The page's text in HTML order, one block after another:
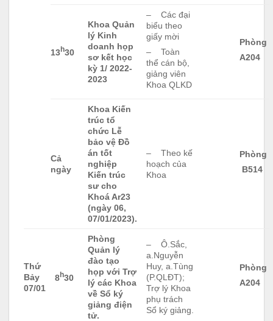
13h30
Khoa Quản
lý Kinh
doanh họp
sơ kết học
kỳ 1/ 2022-
2023
– Các đại
biểu theo
giấy mời
– Toàn
thể cán bộ,
giảng viên
Khoa QLKD
Phòng
A204
Cả
ngày
Khoa Kiến
trúc tổ
chức Lễ
bảo vệ Đồ
án tốt
nghiệp
Kiến trúc
sư cho
Khoá Ar23
(ngày 06,
07/01/2023).
– Theo kế
hoạch của
Khoa
Phòng
B514
Thứ
Bảy
07/01
8h30
Phòng
Quản lý
đào tạo
họp với Trợ
lý các Khoa
về Sổ ký
giảng điện
tử.
– Ô.Sắc,
a.Nguyễn
Huy, a.Tùng
(P.QLĐT);
Trợ lý Khoa
phụ trách
Sổ ký giảng.
Phòng
A204